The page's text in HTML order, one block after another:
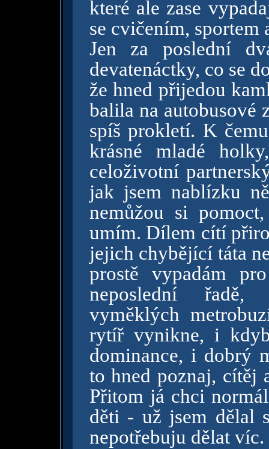
které ale zase
se cvičením,
Jen za poslední
devatenáctky, co se
že hned přijedou
balila na autobusové
spíš prokletí. K
krásné mladé
celoživotní
jak jsem nablízku
nemůžou si
umím. Dílem cítí
jejich chybějící táta
prostě vypadám
neposlední řadě,
vyměklých
rytíř vynikne, i
dominance, i dobrý
to hned poznaj, cítěj
Přitom já chci
děti - už jsem dělal
nepotřebuju dělat víc.